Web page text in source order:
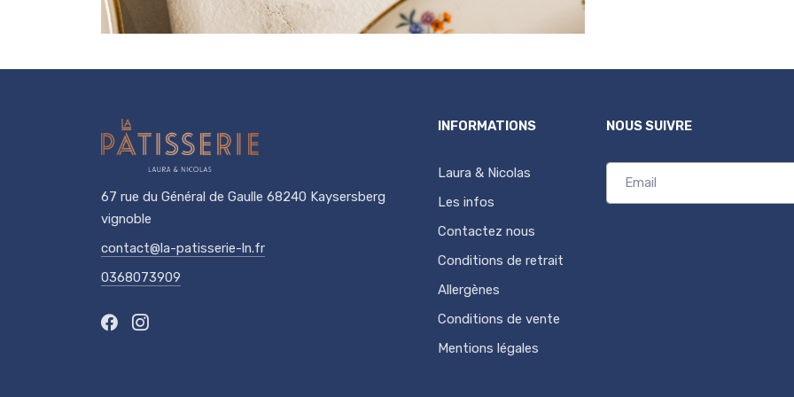
67 rue du Général de Gaulle 68240 Kaysersberg
vignoble
contact@la-patisserie-ln.fr
0368073909
INFORMATIONS
Laura & Nicolas
Les infos
Contactez nous
Conditions de retrait
Allergènes
Conditions de vente
Mentions légales
NOUS SUIVRE